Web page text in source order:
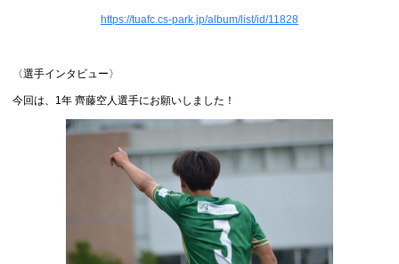
https://tuafc.cs-park.jp/album/list/id/11828
〈選手インタビュー〉
今回は、1年 齊藤空人選手にお願いしました！